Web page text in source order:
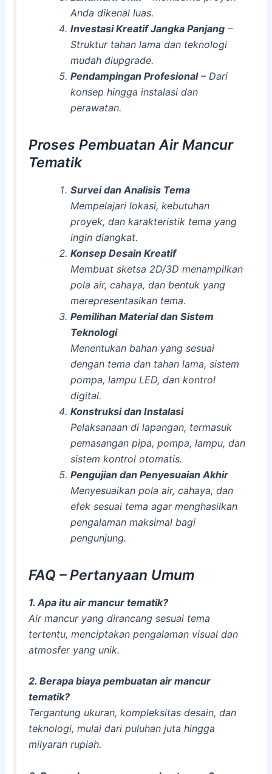
Anda dikenal luas.
Investasi Kreatif Jangka Panjang–
Struktur tahan lama dan teknologi
mudah diupgrade.
Pendampingan Profesional– Dari
konsep hingga instalasi dan
perawatan.
Proses Pembuatan Air Mancur
Tematik
Survei dan Analisis Tema
Mempelajari lokasi, kebutuhan
proyek, dan karakteristik tema yang
ingin diangkat.
Konsep Desain Kreatif
Membuat sketsa 2D/3D menampilkan
pola air, cahaya, dan bentuk yang
merepresentasikan tema.
Pemilihan Material dan Sistem
Teknologi
Menentukan bahan yang sesuai
dengan tema dan tahan lama, sistem
pompa, lampu LED, dan kontrol
digital.
Konstruksi dan Instalasi
Pelaksanaan di lapangan, termasuk
pemasangan pipa, pompa, lampu, dan
sistem kontrol otomatis.
Pengujian dan Penyesuaian Akhir
Menyesuaikan pola air, cahaya, dan
efek sesuai tema agar menghasilkan
pengalaman maksimal bagi
pengunjung.
FAQ – Pertanyaan Umum
1. Apa itu air mancur tematik?
Air mancur yang dirancang sesuai tema
tertentu, menciptakan pengalaman visual dan
atmosfer yang unik.
2. Berapa biaya pembuatan air mancur
tematik?
Tergantung ukuran, kompleksitas desain, dan
teknologi, mulai dari puluhan juta hingga
milyaran rupiah.